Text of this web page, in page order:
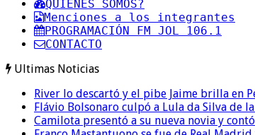
QUIENES SOMOS?
Menciones a los integrantes
PROGRAMACIÓN FM JOL 106.1
CONTACTO
Ultimas Noticias
River lo descartó y el pibe Jaime brilla en
Flávio Bolsonaro culpó a Lula da Silva de
Camilota presentó a su nueva novia y